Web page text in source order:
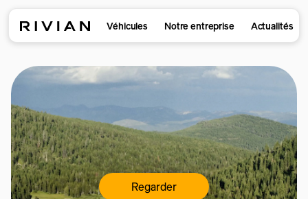
Véhicules Notre entreprise Actualités
Regarder